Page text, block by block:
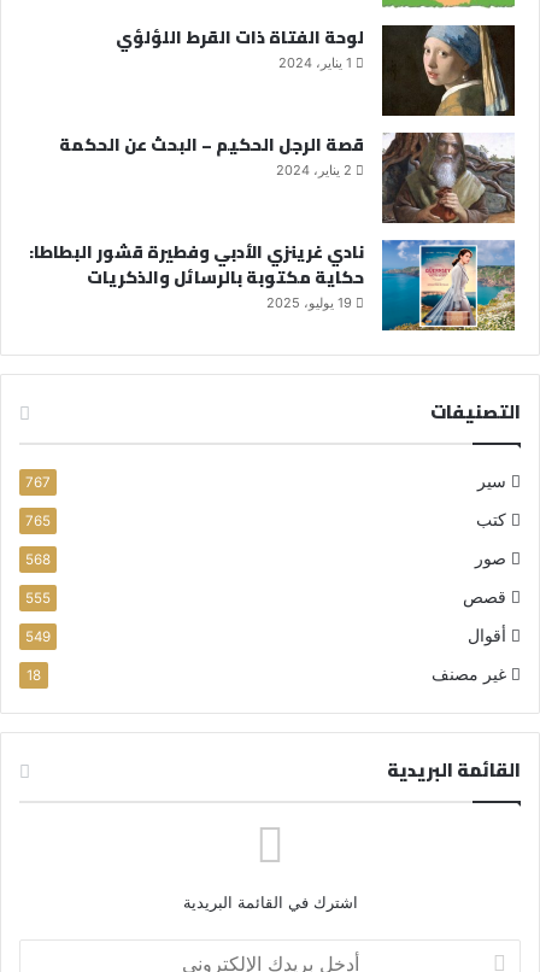
لوحة الفتاة ذات القرط اللؤلؤي
1 يناير، 2024
قصة الرجل الحكيم – البحث عن الحكمة
2 يناير، 2024
نادي غرينزي الأدبي وفطيرة قشور البطاطا:
حكاية مكتوبة بالرسائل والذكريات
19 يوليو، 2025
التصنيفات
سير 767
كتب 765
صور 568
قصص 555
أقوال 549
غير مصنف 18
القائمة البريدية
اشترك في القائمة البريدية